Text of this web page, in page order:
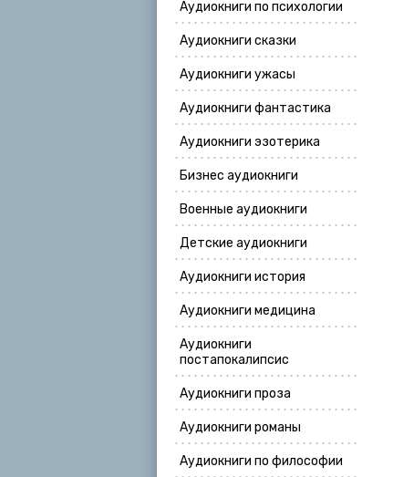
Аудиокниги по психологии
Аудиокниги сказки
Аудиокниги ужасы
Аудиокниги фантастика
Аудиокниги эзотерика
Бизнес аудиокниги
Военные аудиокниги
Детские аудиокниги
Аудиокниги история
Аудиокниги медицина
Аудиокниги
постапокалипсис
Аудиокниги проза
Аудиокниги романы
Аудиокниги по философии